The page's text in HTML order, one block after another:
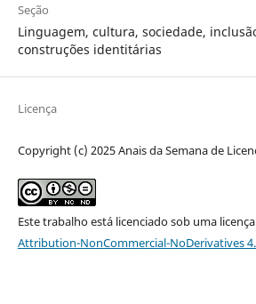
Seção
Linguagem, cultura, sociedade,
construções identitárias
Licença
Copyright (c) 2025 Anais da Semana de
Este trabalho está licenciado sob uma licença
Attribution-NonCommercial-NoDerivatives